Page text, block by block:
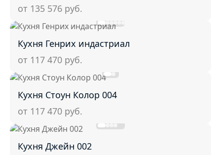
от 135 576 руб.
Кухня Генрих индастриал
от 117 470 руб.
Кухня Стоун Колор 004
от 117 470 руб.
Кухня Джейн 002